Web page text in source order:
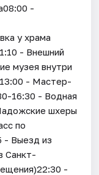
-
у храма
- Внешний
музея внутри
- Мастер-
16:30 - Водная
шхеры
по
- Выезд из
Санкт-
-